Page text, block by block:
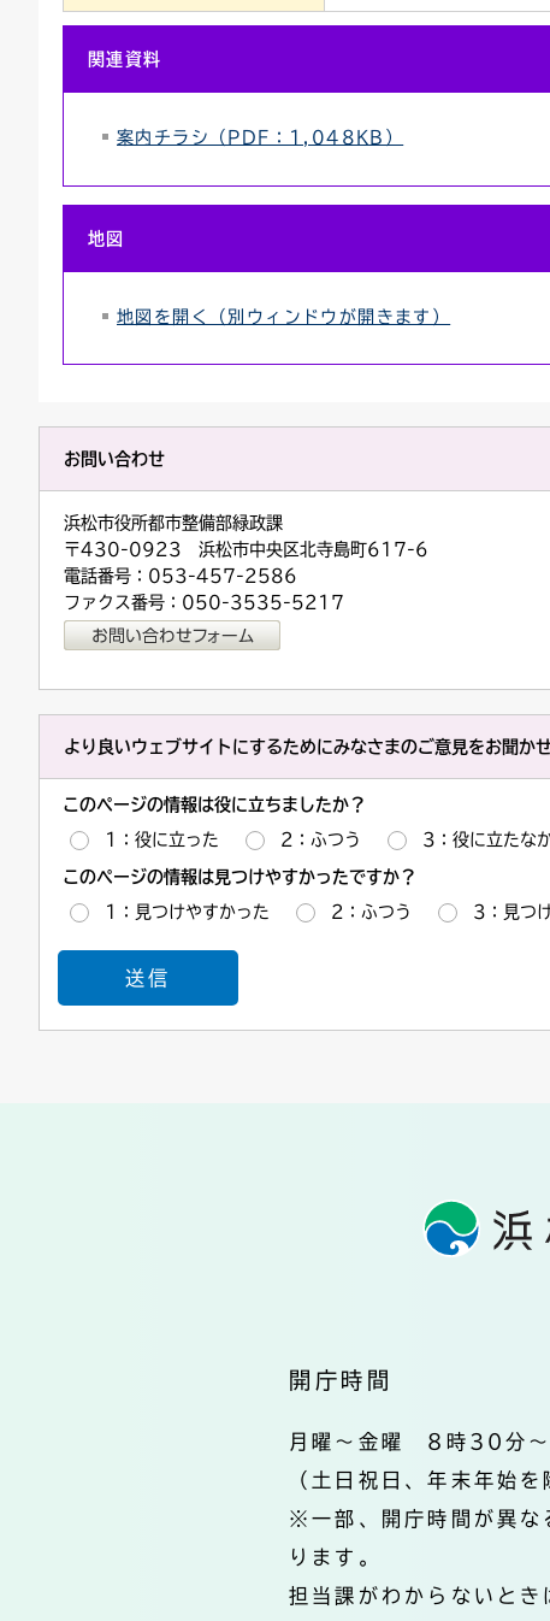
関連資料
案内チラシ（PDF：1,048KB）
地図
地図を開く（別ウィンドウが開きます）
お問い合わせ
浜松市役所都市整備部緑政課
〒430-0923 浜松市中央区北寺島町617-6
電話番号：053-457-2586
ファクス番号：050-3535-5217
より良いウェブサイトにするためにみなさまのご意見をお聞か
このページの情報は役に立ちましたか？
1：役に立った 2：ふつう 3：役に立たな
このページの情報は見つけやすかったですか？
1：見つけやすかった 2：ふつう 3：見つ
開庁時間
月曜～金曜 8時30分
（土日祝日、年末年始を
※一部、開庁時間が異な
ります。
担当課がわからないとき